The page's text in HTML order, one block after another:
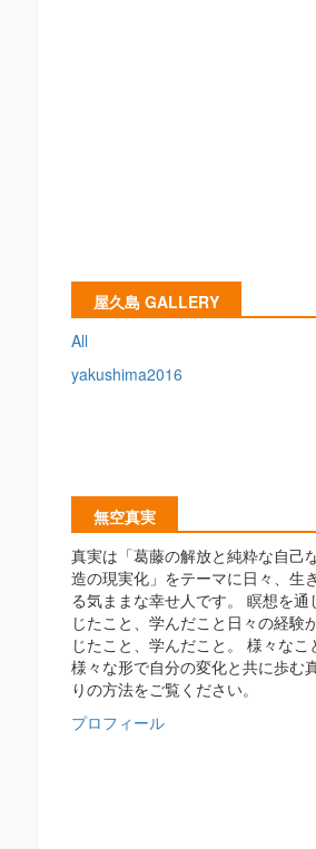
屋久島 GALLERY
All
yakushima2016
無空真実
真実は「葛藤の解放と純粋な自己
造の現実化」をテーマに日々、生
る気ままな幸せ人です。 瞑想を通
じたこと、学んだこと日々の経験
じたこと、学んだこと。 様々なこ
様々な形で自分の変化と共に歩む
りの方法をご覧ください。
プロフィール